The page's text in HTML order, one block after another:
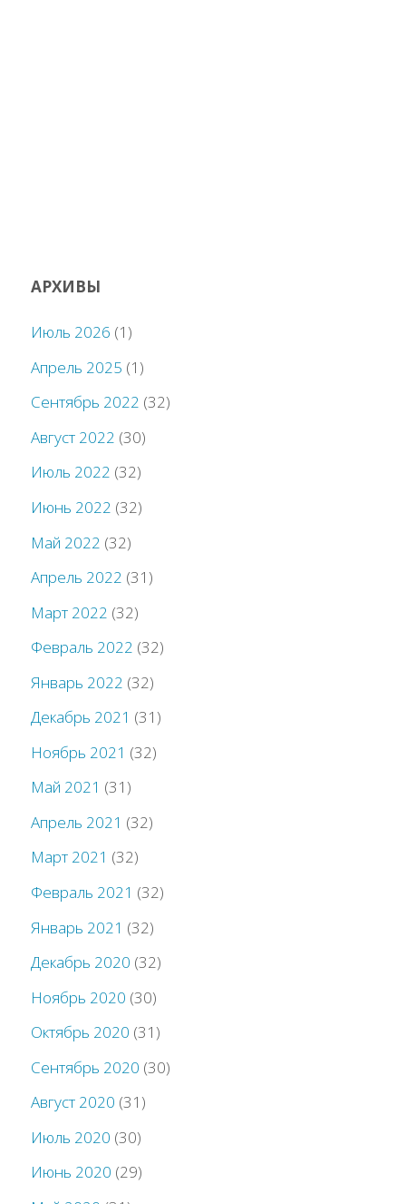
АРХИВЫ
Июль 2026 (1)
Апрель 2025 (1)
Сентябрь 2022 (32)
Август 2022 (30)
Июль 2022 (32)
Июнь 2022 (32)
Май 2022 (32)
Апрель 2022 (31)
Март 2022 (32)
Февраль 2022 (32)
Январь 2022 (32)
Декабрь 2021 (31)
Ноябрь 2021 (32)
Май 2021 (31)
Апрель 2021 (32)
Март 2021 (32)
Февраль 2021 (32)
Январь 2021 (32)
Декабрь 2020 (32)
Ноябрь 2020 (30)
Октябрь 2020 (31)
Сентябрь 2020 (30)
Август 2020 (31)
Июль 2020 (30)
Июнь 2020 (29)